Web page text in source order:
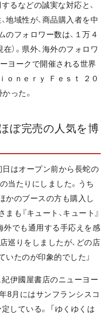
るなどの誠実な対応と、
地域性が、商品購入者を中
のフォロワー数は、１万４
）。県外、海外のフォロワ
ヨークで開催される世界
ｏｎｅｒｙ Ｆｅｓｔ ２０
った。
ぼ完売の人気を博
日はオープン前から長蛇の
当たりにしました。うち
かのブースの方も購入し
も『キュート、キュート』
外でも通用する手応えを感
巡りをしましたが、どの店
いたのが印象的でした」
紀伊國屋書店のニューヨー
8月にはサンフランシスコ
している。 「ゆくゆくは